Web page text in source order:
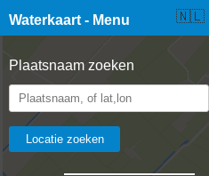
Waterkaart - Menu
Plaatsnaam zoeken
☰ Waterkaart Live 🇳🇱